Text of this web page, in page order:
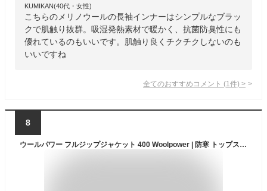
KUMIKAN(40代・女性)
こちらのメリノウールの長袖インナーはシンプルなブラッ
クで肌触り抜群。吸湿発熱素材で暖かく、抗菌防臭性にも
優れているのもいいです。肌触り良くチクチクしないのも
いいですね
全てのおすすめコメント (1 件) >
8
ウールパワー フルジップジャケット 400 Woolpower | 防寒 トップス ミドルレイヤー ユニセックス 極暖 ヒートテック 肌着 下着 防寒着 吸汗速乾 ウール メリノウール レディース メンズ 長袖 保温 あたたかい 暖かい 防臭 無地 防災